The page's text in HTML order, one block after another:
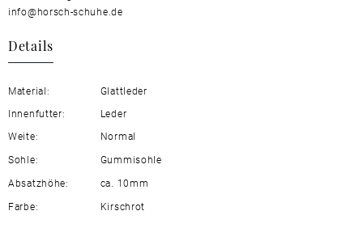
info@horsch-schuhe.de
Details
Material:
Glattleder
Innenfutter:
Leder
Weite:
Normal
Sohle:
Gummisohle
Absatzhöhe:
ca. 10mm
Farbe:
Kirschrot